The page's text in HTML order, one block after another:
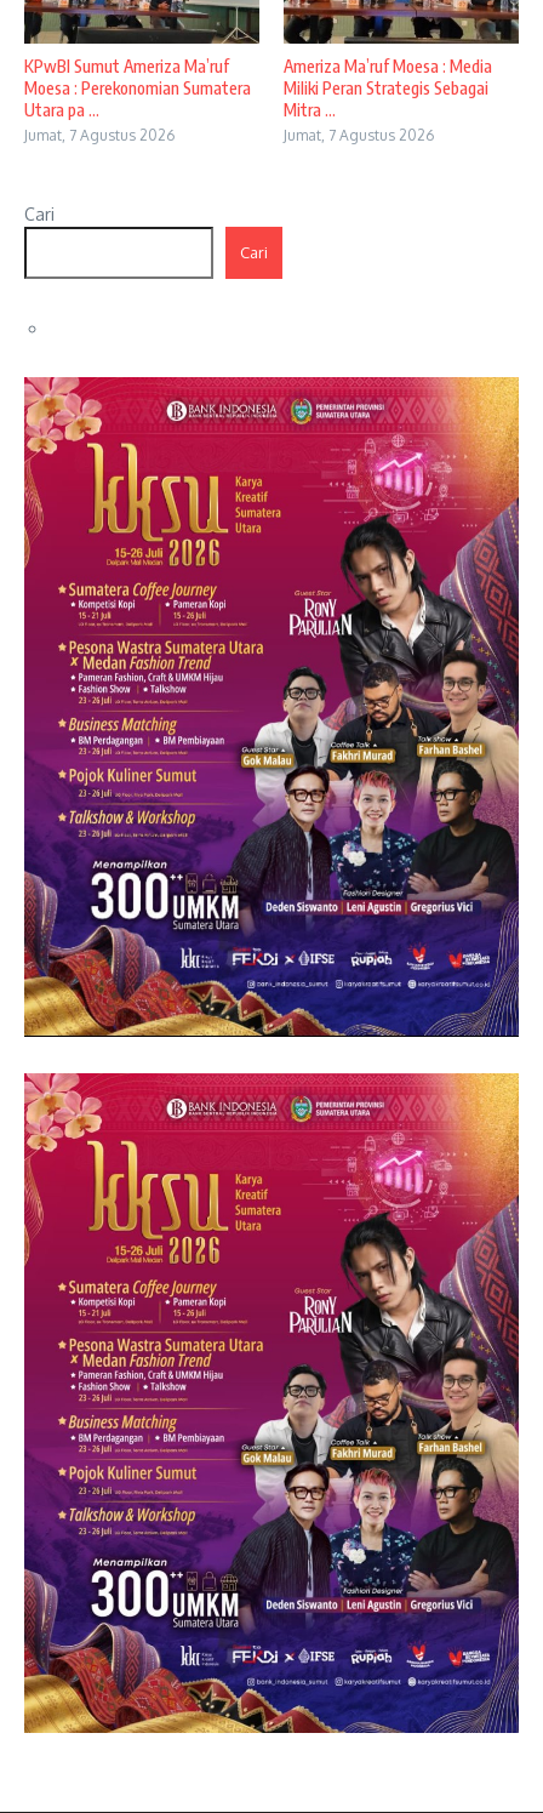
KPwBI Sumut Ameriza Ma’ruf
Moesa : Perekonomian Sumatera
Utara pa ...
Jumat, 7 Agustus 2026
Ameriza Ma’ruf Moesa : Media
Miliki Peran Strategis Sebagai
Mitra ...
Jumat, 7 Agustus 2026
Cari
Cari